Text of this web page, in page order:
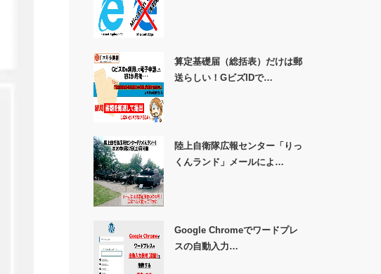
算定基礎届（総括表）だけは郵
送らしい！GビズIDで…
陸上自衛隊広報センター「りっ
くんランド」メールによ…
Google Chromeでワードプレ
スの自動入力…